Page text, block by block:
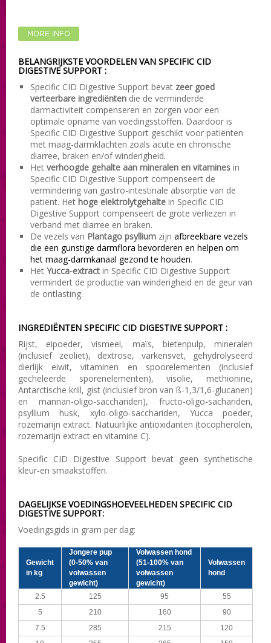
MORE INFO
BELANGRIJKSTE VOORDELEN VAN SPECIFIC CID
DIGESTIVE SUPPORT :
Specific CID Digestive Support bevat zeer goed
verteerbare ingrediënten die de verminderde
darmactiviteit compenseren en zorgen voor een
optimale opname van voedingsstoffen. Daardoor is
Specific CID Digestive Support geschikt voor patiënten
met maag-darmklachten zoals acute en chronische
diarree, braken en/of winderigheid.
Het verhoogde gehalte aan mineralen en vitamines in
Specific CID Digestive Support compenseert de
vermindering van gastro-intestinale absorptie van de
patiënt. Het hoge elektrolytgehalte in Specific CID
Digestive Support compenseert de grote verliezen in
verband met diarree en braken.
De vezels van Plantago psyllium zijn afbreekbare vezels
die een gunstige darmflora bevorderen en helpen om
het maag-darmkanaal gezond te houden.
Het Yucca-extract in Specific CID Digestive Support
vermindert de productie van winderigheid en de geur van
de ontlasting.
INGREDIËNTEN SPECIFIC CID DIGESTIVE SUPPORT :
Rijst, eipoeder, vismeel, maïs, bietenpulp, mineralen
(inclusief zeoliet), dextrose, varkensvet, gehydrolyseerd
dierlijk eiwit, vitaminen en spoorelementen (inclusief
gecheleerde sporenelementen), visolie, methionine,
Antarctische krill, gist (inclusief bron van ß-1,3/1,6-glucanen)
en mannan-oligo-sacchariden), fructo-oligo-sachariden,
psyllium husk, xylo-oligo-sacchariden, Yucca poeder,
rozemarijn extract. Natuurlijke antioxidanten (tocopherolen,
rozemarijn extract en vitamine C).
Specific CID Digestive Support bevat geen synthetische
kleur-en smaakstoffen.
DAGELIJKSE VOEDINGSHOEVEELHEDEN SPECIFIC CID
DIGESTIVE SUPPORT:
Voedingsgids in gram per dag:
Gewicht
in kg
Jongere pup
(0-50% van
volwassen
gewicht)
Volwassen hond
(51-100% van
volwassen
gewicht)
Volwassen
hond
2.5 125 95
55
5
210 160
90
7.5
285 215
120